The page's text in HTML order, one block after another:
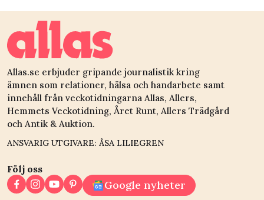
Allas.se erbjuder gripande journalistik kring
ämnen som relationer, hälsa och handarbete samt
innehåll från veckotidningarna Allas, Allers,
Hemmets Veckotidning, Året Runt, Allers Trädgård
och Antik & Auktion.
ANSVARIG UTGIVARE: ÅSA LILIEGREN
Följ oss
Google nyheter